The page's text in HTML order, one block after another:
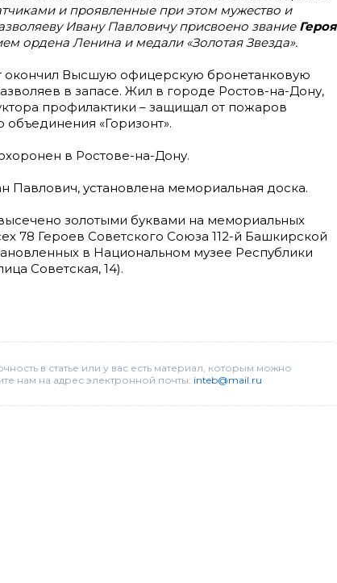
и проявленные при этом мужество и
Ивану Павловичу присвоено звание Героя
ордена Ленина и медали «Золотая Звезда».
окончил Высшую офицерскую бронетанковую
в запасе. Жил в городе Ростов-на-Дону,
профилактики – защищал от пожаров
«Горизонт».
в Ростове-на-Дону.
Павлович, установлена мемориальная доска.
золотыми буквами на мемориальных
78 Героев Советского Союза 112-й Башкирской
в Национальном музее Республики
Советская, 14).
в статье или у вас есть материал, которым можно
нам на адрес электронной почты: inteb@mail.ru